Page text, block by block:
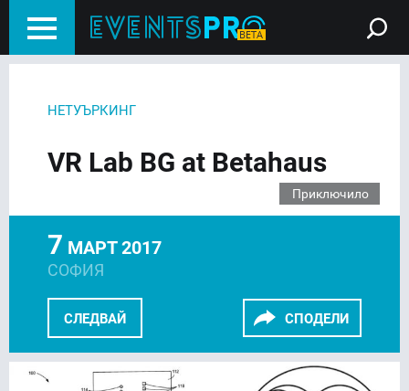
НЕТУЪРКИНГ
VR Lab BG at Betahaus
Приключило
СЛЕДВАЙ СПОДЕЛИ
7 МАРТ 2017
СОФИЯ
FACEBOOK